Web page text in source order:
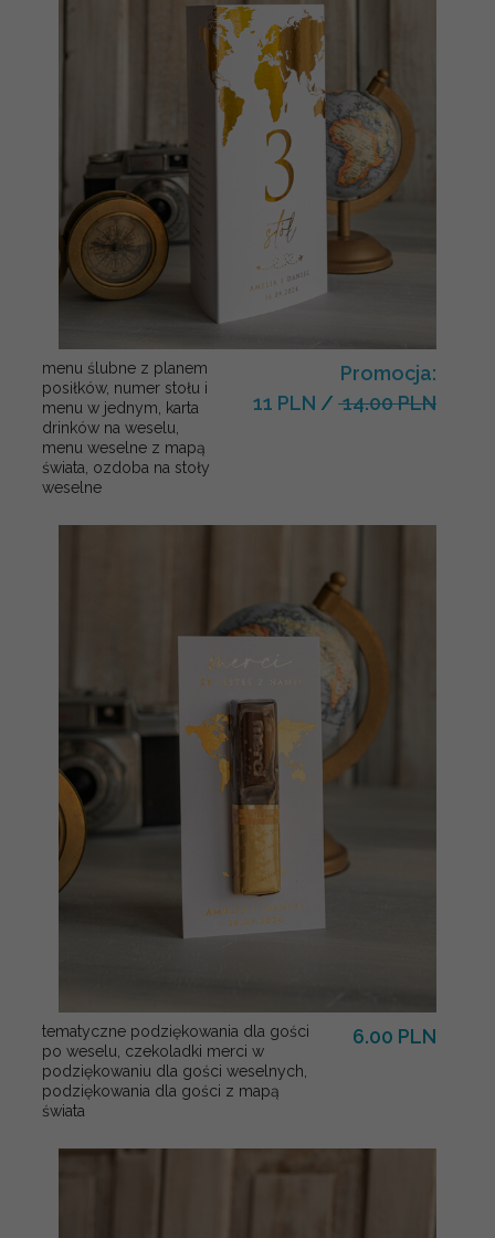
menu ślubne z planem
posiłków, numer stołu i
menu w jednym, karta
drinków na weselu,
menu weselne z mapą
świata, ozdoba na stoły
weselne
Promocja:
11 PLN / 14.00 PLN
tematyczne podziękowania dla gości
po weselu, czekoladki merci w
podziękowaniu dla gości weselnych,
podziękowania dla gości z mapą
świata
6.00 PLN